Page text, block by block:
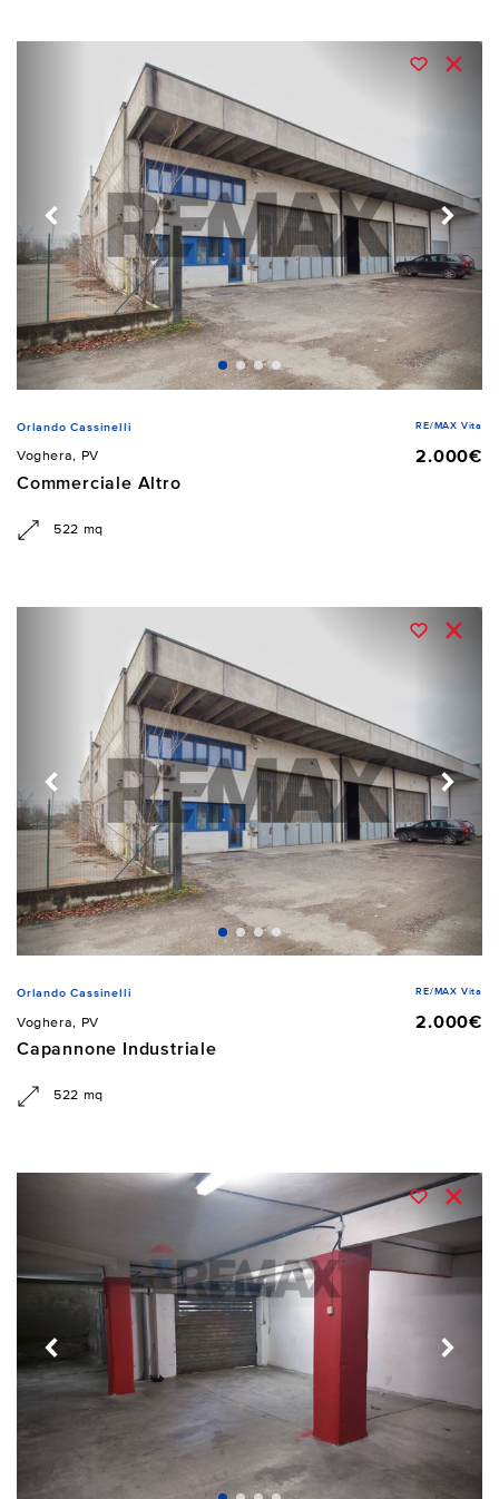
Orlando Cassinelli RE/MAX Vita
Voghera, PV
2.000€
Commerciale Altro
522 mq
Orlando Cassinelli RE/MAX Vita
Voghera, PV
2.000€
Capannone Industriale
522 mq